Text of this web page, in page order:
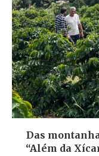
Das
“Além da